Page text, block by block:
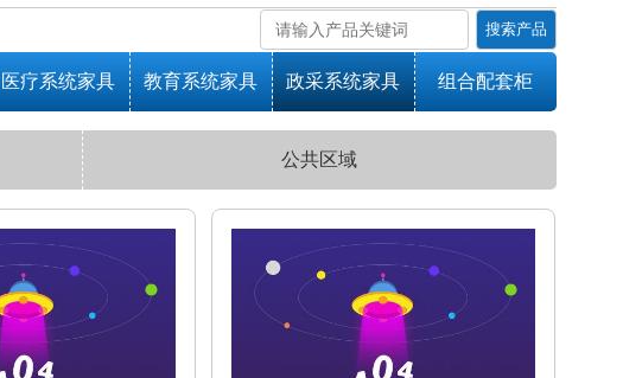
搜索产品
医疗系统家具 教育系统家具 政采系统家具 组合配套柜
公共区域